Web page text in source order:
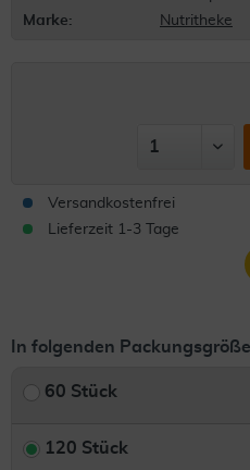
Marke:
Nutritheke
Versandkostenfrei
Lieferzeit 1-3 Tage
In folgenden
60 Stück
120 Stück